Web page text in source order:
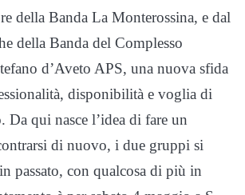
della Banda La Monterossina, e dal
della Banda del Complesso
d’Aveto APS, una nuova sfida
disponibilità e voglia di
Da qui nasce l’idea di fare un
di nuovo, i due gruppi si
passato, con qualcosa di più in